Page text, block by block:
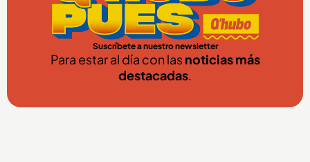
Suscríbete a nuestro newsletter
Para estar al día con lasnoticias más
destacadas.